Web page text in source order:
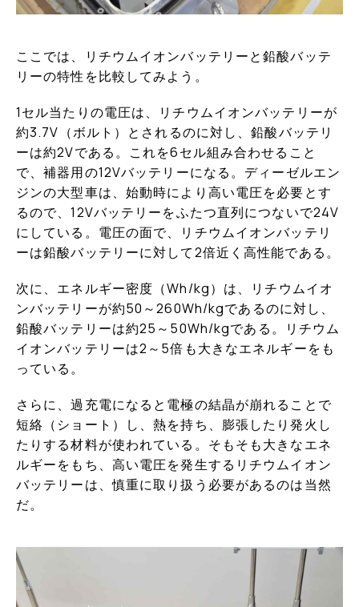
ここでは、リチウムイオンバッテリーと鉛酸バッテ
リーの特性を比較してみよう。
1セル当たりの電圧は、リチウムイオンバッテリーが
約3.7V（ボルト）とされるのに対し、鉛酸バッテリ
ーは約2Vである。これを6セル組み合わせること
で、補器用の12Vバッテリーになる。ディーゼルエン
ジンの大型車は、始動時により高い電圧を必要とす
るので、12Vバッテリーをふたつ直列につないで24V
にしている。電圧の面で、リチウムイオンバッテリ
ーは鉛酸バッテリーに対して2倍近く高性能である。
次に、エネルギー密度（Wh/kg）は、リチウムイオ
ンバッテリーが約50～260Wh/kgであるのに対し、
鉛酸バッテリーは約25～50Wh/kgである。リチウム
イオンバッテリーは2～5倍も大きなエネルギーをも
っている。
さらに、過充電になると電極の結晶が崩れることで
短絡（ショート）し、熱を持ち、膨張したり発火し
たりする材料が使われている。そもそも大きなエネ
ルギーをもち、高い電圧を発生するリチウムイオン
バッテリーは、慎重に取り扱う必要があるのは当然
だ。